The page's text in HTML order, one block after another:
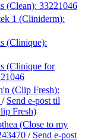
(Clean): 33221046
1 (Cliniderm):
(Clinique):
(Clinique for
(Clip Fresh):
/ Send e-post til
Fresh)
(Close to my
/ Send e-post